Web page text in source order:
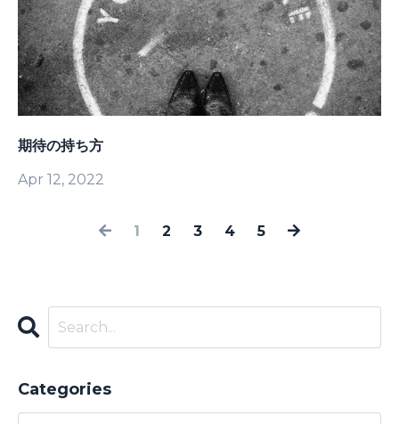
期待の持ち方
Apr 12, 2022
1 2 3 4 5
Categories